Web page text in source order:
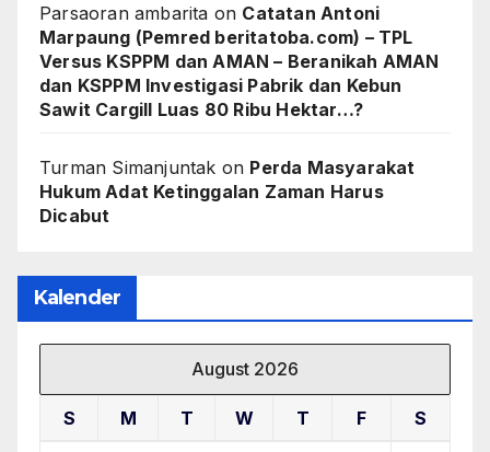
Parsaoran ambarita on Catatan Antoni
Marpaung (Pemred beritatoba.com) – TPL
Versus KSPPM dan AMAN – Beranikah AMAN
dan KSPPM Investigasi Pabrik dan Kebun
Sawit Cargill Luas 80 Ribu Hektar…?
Turman Simanjuntak on Perda Masyarakat
Hukum Adat Ketinggalan Zaman Harus
Dicabut
Kalender
August 2026
S M T W T F S